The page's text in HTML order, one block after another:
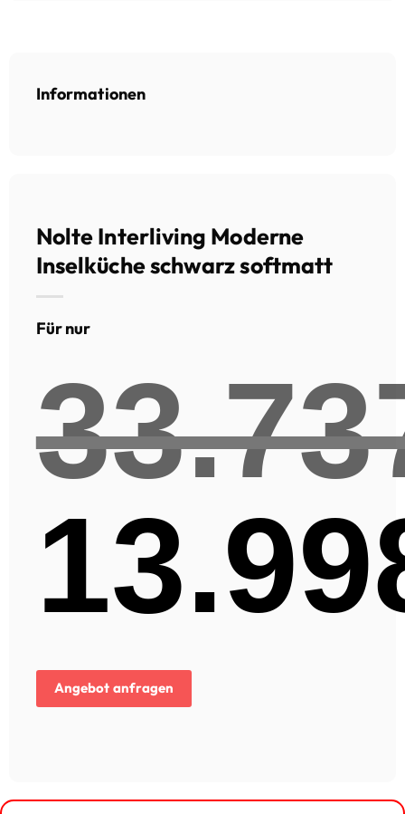
Informationen
Nolte Interliving Moderne
Inselküche schwarz softmatt
Für nur
Ursprünglicher
Preis
33.737,00€
Preis
ist:
Angebot anfragen